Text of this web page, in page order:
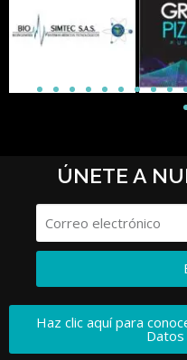
ÚNETE A
Haz clic aquí para